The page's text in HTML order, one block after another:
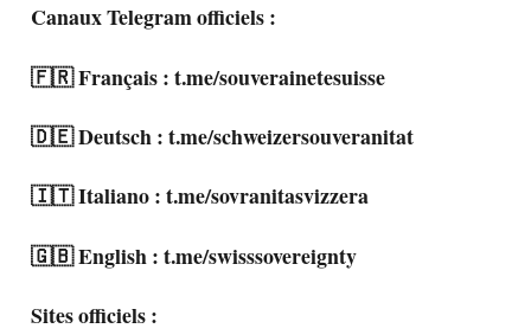
Canaux Telegram officiels :
🇫🇷 Français : t.me/souverainetesuisse
🇩🇪 Deutsch : t.me/schweizersouveranitat
🇮🇹 Italiano : t.me/sovranitasvizzera
🇬🇧 English : t.me/swisssovereignty
Sites officiels :